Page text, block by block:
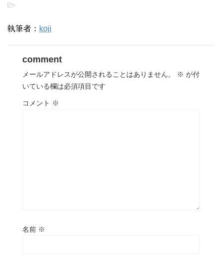
-
執筆者： koji
comment
メールアドレスが公開されることはありません。 ※ が付
いている欄は必須項目です
コメント ※
名前 ※